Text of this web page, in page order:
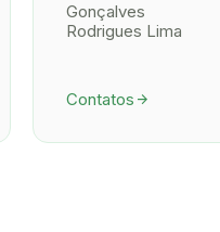
Gonçalves
Rodrigues Lima
Contatos arrow_forward